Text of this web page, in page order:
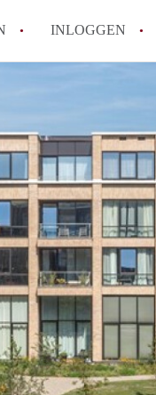
INLOGGEN
Wat
Wat
Alle